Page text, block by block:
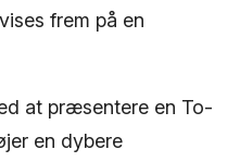
frem på en
at præsentere en To-
en dybere